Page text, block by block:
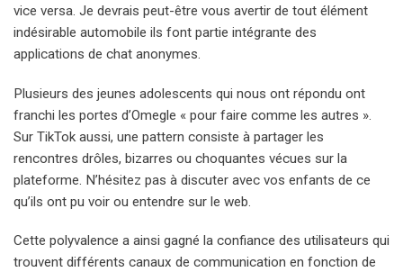
vice versa. Je devrais peut-être vous avertir de tout élément
indésirable automobile ils font partie intégrante des
applications de chat anonymes.
Plusieurs des jeunes adolescents qui nous ont répondu ont
franchi les portes d’Omegle « pour faire comme les autres ».
Sur TikTok aussi, une pattern consiste à partager les
rencontres drôles, bizarres ou choquantes vécues sur la
plateforme. N’hésitez pas à discuter avec vos enfants de ce
qu’ils ont pu voir ou entendre sur le web.
Cette polyvalence a ainsi gagné la confiance des utilisateurs qui
trouvent différents canaux de communication en fonction de